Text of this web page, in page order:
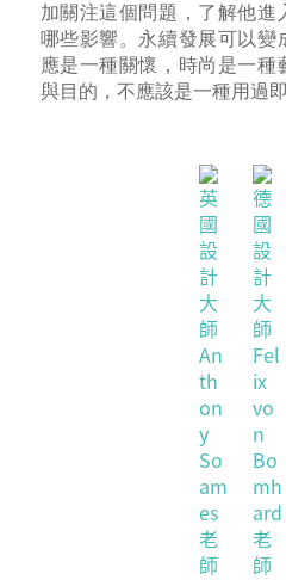
加關注這個問題，了解他進
哪些影響。永續發展可以變
應是一種關懷，時尚是一
與目的，不應該是一種用過即